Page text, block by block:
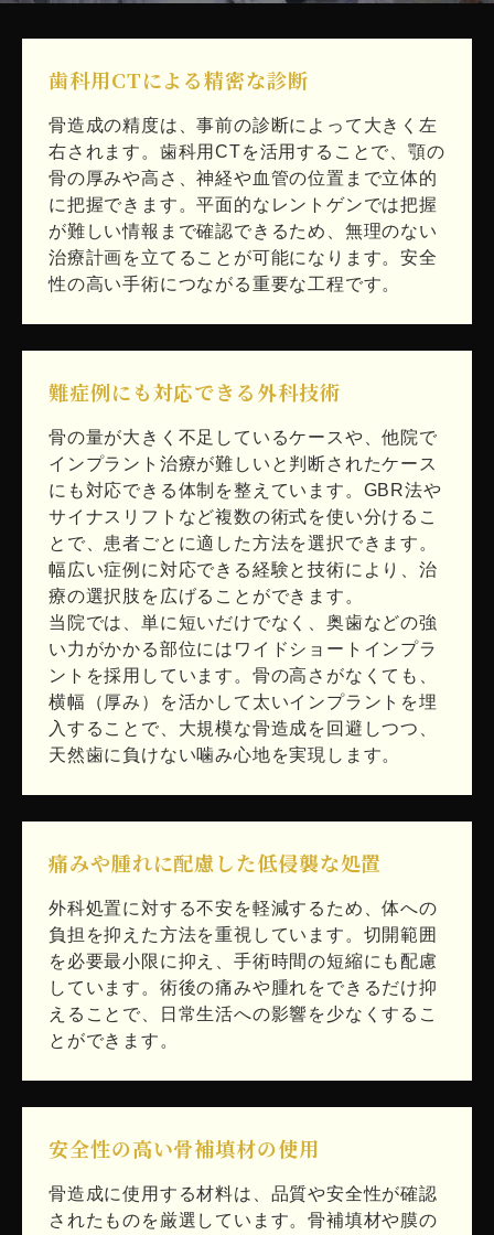
歯科用CTによる精密な診断
骨造成の精度は、事前の診断によって大きく左
右されます。歯科用CTを活用することで、顎の
骨の厚みや高さ、神経や血管の位置まで立体的
に把握できます。平面的なレントゲンでは把握
が難しい情報まで確認できるため、無理のない
治療計画を立てることが可能になります。安全
性の高い手術につながる重要な工程です。
難症例にも対応できる外科技術
骨の量が大きく不足しているケースや、他院で
インプラント治療が難しいと判断されたケース
にも対応できる体制を整えています。GBR法や
サイナスリフトなど複数の術式を使い分けるこ
とで、患者ごとに適した方法を選択できます。
幅広い症例に対応できる経験と技術により、治
療の選択肢を広げることができます。
当院では、単に短いだけでなく、奥歯などの強
い力がかかる部位にはワイドショートインプラ
ントを採用しています。骨の高さがなくても、
横幅（厚み）を活かして太いインプラントを埋
入することで、大規模な骨造成を回避しつつ、
天然歯に負けない噛み心地を実現します。
痛みや腫れに配慮した低侵襲な処置
外科処置に対する不安を軽減するため、体への
負担を抑えた方法を重視しています。切開範囲
を必要最小限に抑え、手術時間の短縮にも配慮
しています。術後の痛みや腫れをできるだけ抑
えることで、日常生活への影響を少なくするこ
とができます。
安全性の高い骨補填材の使用
骨造成に使用する材料は、品質や安全性が確認
されたものを厳選しています。骨補填材や膜の